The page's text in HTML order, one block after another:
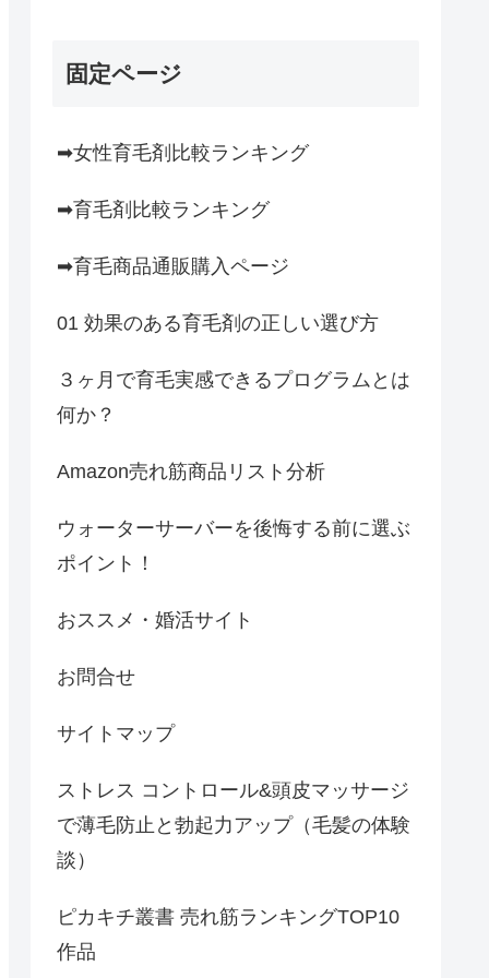
固定ページ
➡女性育毛剤比較ランキング
➡育毛剤比較ランキング
➡育毛商品通販購入ページ
01 効果のある育毛剤の正しい選び方
３ヶ月で育毛実感できるプログラムとは
何か？
Amazon売れ筋商品リスト分析
ウォーターサーバーを後悔する前に選ぶ
ポイント！
おススメ・婚活サイト
お問合せ
サイトマップ
ストレス コントロール&頭皮マッサージ
で薄毛防止と勃起力アップ（毛髪の体験
談）
ピカキチ叢書 売れ筋ランキングTOP10
作品